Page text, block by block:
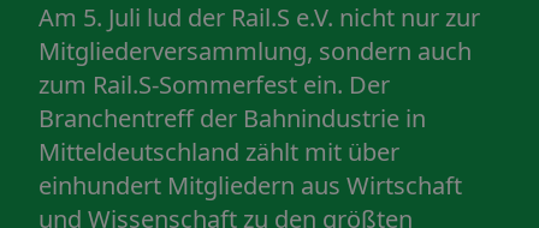
Am 5. Juli lud der Rail.S e.V. nicht nur zur
Mitgliederversammlung, sondern auch
zum Rail.S-Sommerfest ein. Der
Branchentreff der Bahnindustrie in
Mitteldeutschland zählt mit über
einhundert Mitgliedern aus Wirtschaft
und Wissenschaft zu den größten